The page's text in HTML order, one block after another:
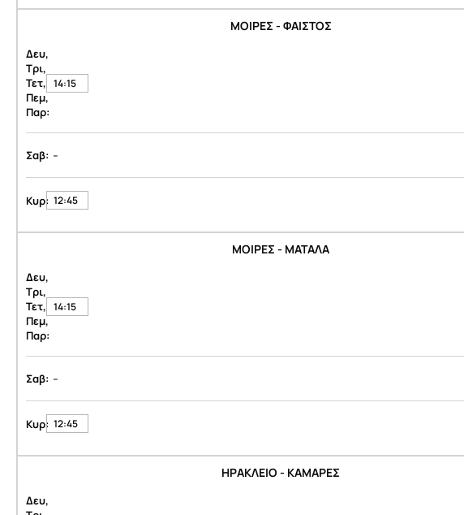
ΜΟΙΡΕΣ - ΦΑΙΣΤΟΣ
Δευ,
Τρι,
Τετ,
Πεμ,
Παρ:
14:15
Σαβ: -
Κυρ: 12:45
ΜΟΙΡΕΣ - ΜΑΤΑΛΑ
Δευ,
Τρι,
Τετ,
Πεμ,
Παρ:
14:15
Σαβ: -
Κυρ: 12:45
ΗΡΑΚΛΕΙΟ - ΚΑΜΑΡΕΣ
Δευ,